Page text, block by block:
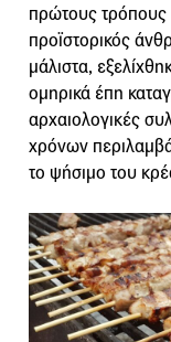
πρώτους τρόπους
προϊστορικός
μάλιστα,
ομηρικά έπη
αρχαιολογικές
χρόνων
το ψήσιμο του